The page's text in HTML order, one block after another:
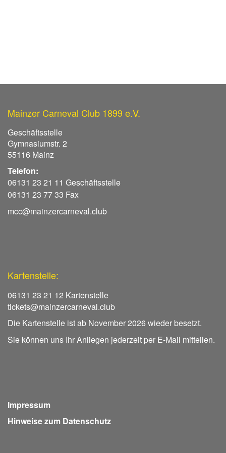
Mainzer Carneval Club 1899 e.V.
Geschäftsstelle
Gymnasiumstr. 2
55116 Mainz
Telefon:
06131 23 21 11 Geschäftsstelle
06131 23 77 33 Fax
mcc@mainzercarneval.club
Kartenstelle:
06131 23 21 12 Kartenstelle
tickets@mainzercarneval.club
Die Kartenstelle ist ab November 2026 wieder besetzt.
Sie können uns Ihr Anliegen jederzeit per E-Mail mitteilen.
Impressum
Hinweise zum Datenschutz